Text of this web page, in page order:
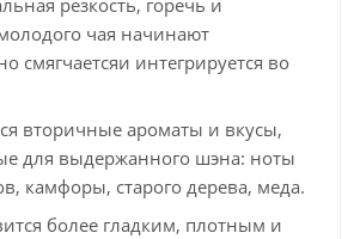
чая начинают
смягчаетсяи интегрируется во
вторичные ароматы и вкусы,
для выдержанного шэна: ноты
камфоры, старого дерева, меда.
более гладким, плотным и